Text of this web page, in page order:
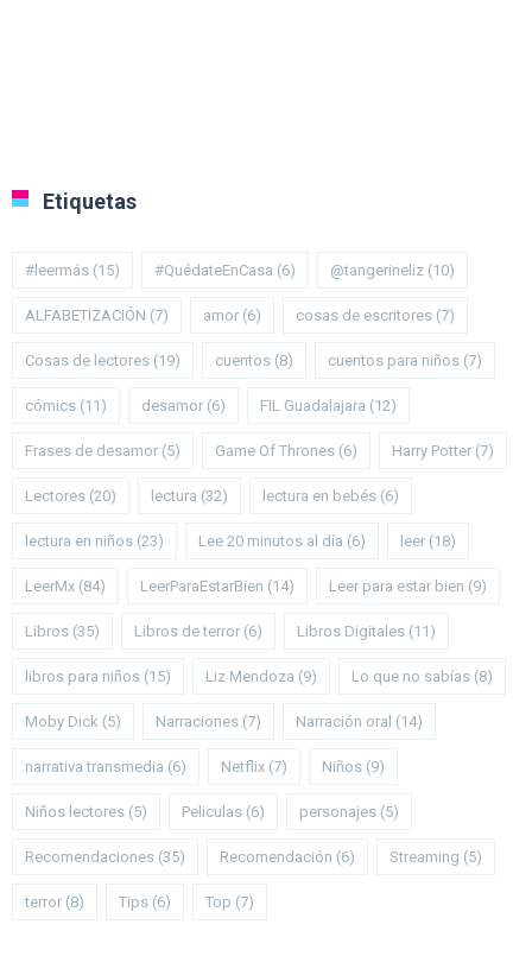
Etiquetas
#leermás (15) #QuédateEnCasa (6) @tangerineliz (10)
ALFABETIZACIÓN (7) amor (6) cosas de escritores (7)
Cosas de lectores (19) cuentos (8) cuentos para niños (7)
cómics (11) desamor (6) FIL Guadalajara (12)
Frases de desamor (5) Game Of Thrones (6) Harry Potter (7)
Lectores (20) lectura (32) lectura en bebés (6)
lectura en niños (23) Lee 20 minutos al día (6) leer (18)
LeerMx (84) LeerParaEstarBien (14) Leer para estar bien (9)
Libros (35) Libros de terror (6) Libros Digitales (11)
libros para niños (15) Liz Mendoza (9) Lo que no sabías (8)
Moby Dick (5) Narraciones (7) Narración oral (14)
narrativa transmedia (6) Netflix (7) Niños (9)
Niños lectores (5) Peliculas (6) personajes (5)
Recomendaciones (35) Recomendación (6) Streaming (5)
terror (8) Tips (6) Top (7)